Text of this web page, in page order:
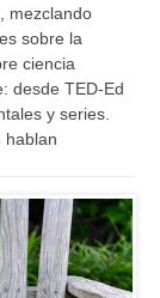
mezclando
sobre la
ciencia
desde TED-Ed
y series.
hablan